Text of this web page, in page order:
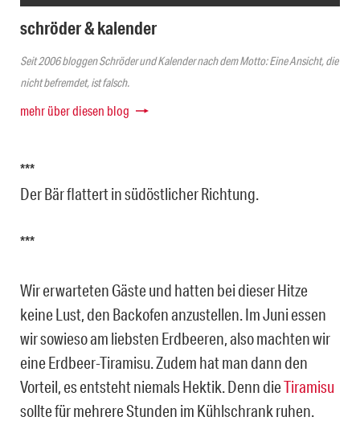
schröder & kalender
Seit 2006 bloggen Schröder und Kalender nach dem Motto: Eine Ansicht, die
nicht befremdet, ist falsch.
mehr über diesen blog
***
Der Bär flattert in südöstlicher Richtung.
***
Wir erwarteten Gäste und hatten bei dieser Hitze
keine Lust, den Backofen anzustellen. Im Juni essen
wir sowieso am liebsten Erdbeeren, also machten wir
eine Erdbeer-Tiramisu. Zudem hat man dann den
Vorteil, es entsteht niemals Hektik. Denn dieTiramisu
sollte für mehrere Stunden im Kühlschrank ruhen.